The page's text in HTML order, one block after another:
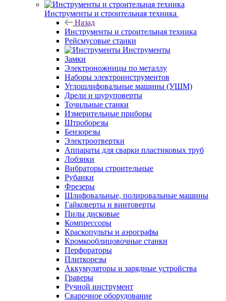
Инструменты и строительная техника
Назад
Инструменты и строительная техника
Рейсмусовые станки
Инструменты
Замки
Электроножницы по металлу
Наборы электроинструментов
Углошлифовальные машины (УШМ)
Дрели и шуруповерты
Точильные станки
Измерительные приборы
Штроборезы
Бензорезы
Электроотвертки
Аппараты для сварки пластиковых труб
Лобзики
Вибраторы строительные
Рубанки
Фрезеры
Шлифовальные, полировальные машины
Гайковерты и винтоверты
Пилы дисковые
Компрессоры
Краскопульты и аэрографы
Кромкооблицовочные станки
Перфораторы
Плиткорезы
Аккумуляторы и зарядные устройства
Граверы
Ручной инструмент
Сварочное оборудование